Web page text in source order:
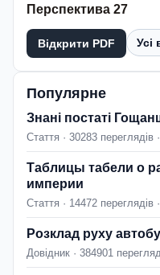
Перспектива 27
Відкрити PDF Усі
Популярне
Знані постаті
Стаття · 30283 переглядів
Таблицы табели о
империи
Стаття · 14472 переглядів
Розклад руху
Довідник · 384901